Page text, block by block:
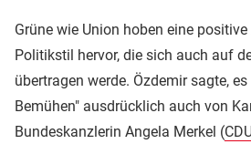
Grüne wie Union hoben eine
Politikstil hervor, die sich auch auf
übertragen werde. Özdemir sagte,
Bemühen" ausdrücklich auch von
Bundeskanzlerin Angela Merkel (